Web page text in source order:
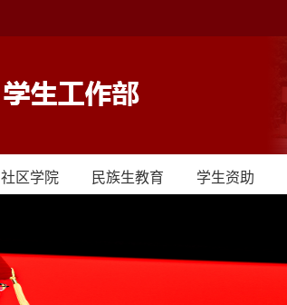
社区学院 民族生教育 学生资助